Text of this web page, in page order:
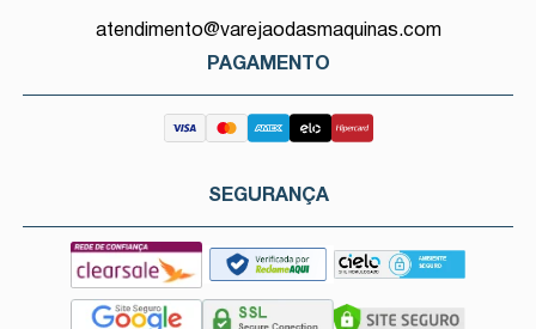
atendimento@varejaodasmaquinas.com
PAGAMENTO
SEGURANÇA